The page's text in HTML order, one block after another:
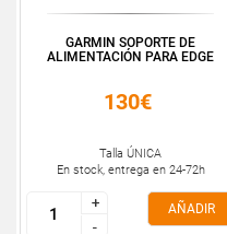
GARMIN SOPORTE DE
ALIMENTACIÓN PARA EDGE
130€
Talla ÚNICA
En stock, entrega en 24-72h
+
-
+
-
AÑADIR